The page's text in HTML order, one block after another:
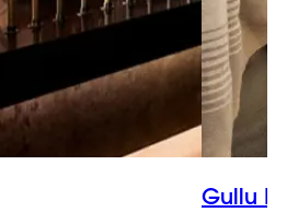
Gullu